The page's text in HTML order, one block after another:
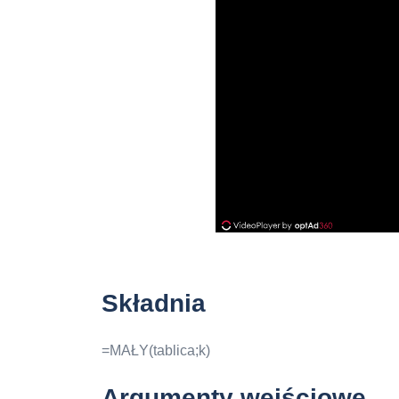
Składnia
=MAŁY(tablica;k)